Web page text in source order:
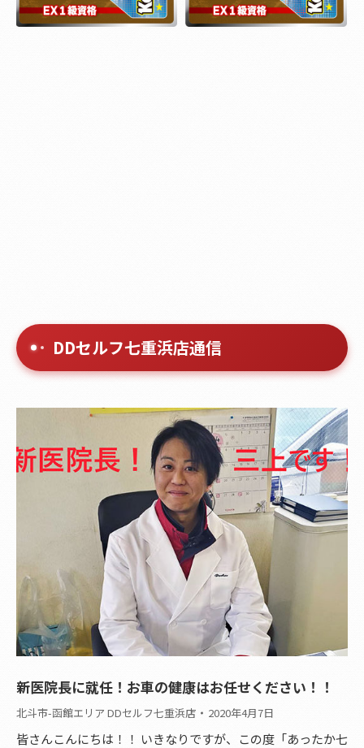
DDセルフ七重浜店通信
新医院長に就任！お車の健康はお任せください！！
北斗市-函館エリア DDセルフ七重浜店 2020年4月7日
皆さんこんにちは！！ いきなりですが、この度「あったか七